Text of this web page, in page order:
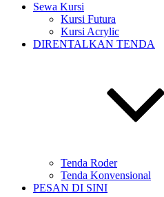
Sewa Kursi
Kursi Futura
Kursi Acrylic
DIRENTALKAN TENDA
Tenda Roder
Tenda Konvensional
PESAN DI SINI